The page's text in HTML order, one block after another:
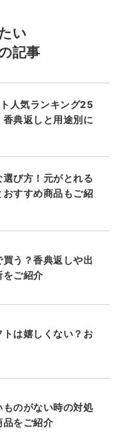
い
記事
人気ランキング25
典返しと用途別に
び方！元がとれる
すすめ商品もご紹
う？香典返しや出
をご紹介
は嬉しくない？お
のがない時の対処
品をご紹介